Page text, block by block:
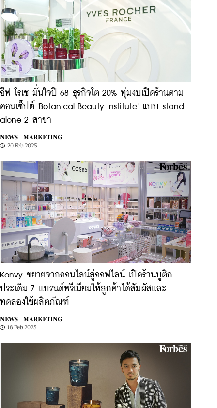
อีฟ โรเช มั่นใจปี 68 ธุรกิจโต 20% ทุ่มงบเปิดร้านตาม
คอนเซ็ปต์ 'Botanical Beauty Institute' แบบ stand
alone 2 สาขา
NEWS |
MARKETING
20 Feb 2025
Konvy ขยายจากออนไลน์สู่ออฟไลน์ เปิดร้านบูติก
ประเดิม 7 แบรนด์พรีเมียมให้ลูกค้าได้สัมผัสและ
ทดลองใช้ผลิตภัณฑ์
NEWS |
MARKETING
18 Feb 2025